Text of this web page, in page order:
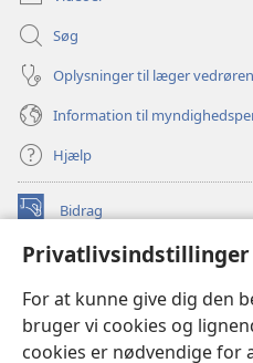
Privatlivsindstillinger
For at kunne give dig den
bruger vi cookies og
cookies er nødvendige for
Søg
Oplysninger til læger
Information til
Hjælp
Bidrag
(åbner
vindue)Watchtower ONLINE
nyt
vindue)JW Hub
(åbner
nyt